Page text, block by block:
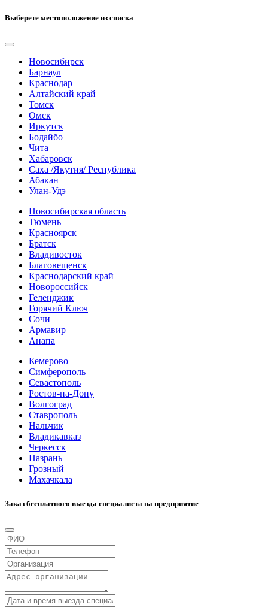
Выберете местоположение из списка
Новосибирск
Барнаул
Краснодар
Алтайский край
Томск
Омск
Иркутск
Бодайбо
Чита
Хабаровск
Саха /Якутия/ Республика
Абакан
Улан-Удэ
Новосибирская область
Тюмень
Красноярск
Братск
Владивосток
Благовещенск
Краснодарский край
Новороссийск
Геленджик
Горячий Ключ
Сочи
Армавир
Анапа
Кемерово
Симферополь
Севастополь
Ростов-на-Дону
Волгоград
Ставрополь
Нальчик
Владикавказ
Черкесск
Назрань
Грозный
Махачкала
Заказ бесплатного выезда специалиста на предприятие